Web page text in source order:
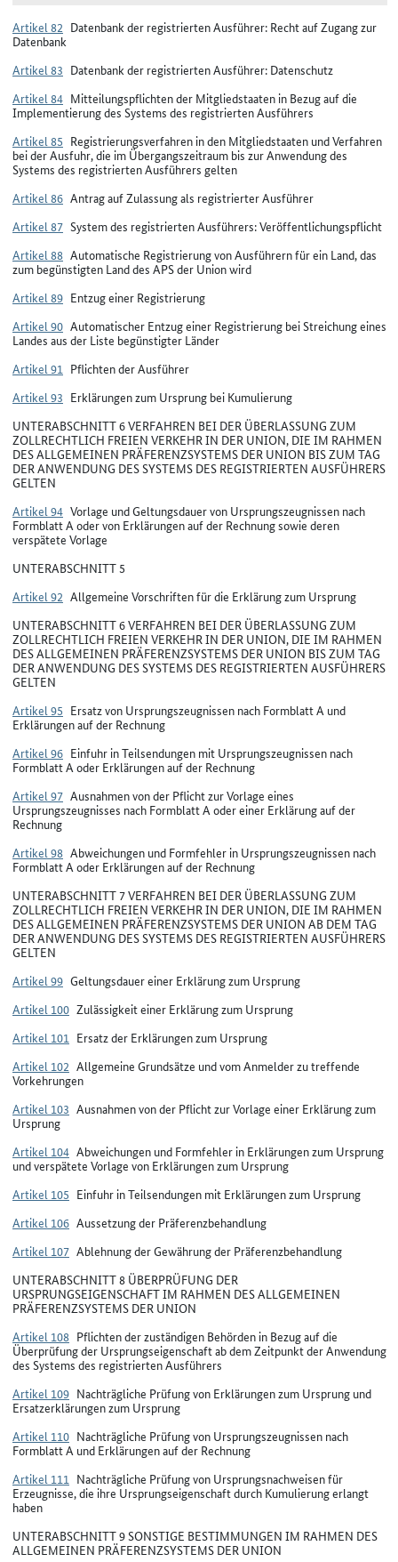
Artikel 82 Datenbank der registrierten Ausführer: Recht auf Zugang zur
Datenbank
Artikel 83 Datenbank der registrierten Ausführer: Datenschutz
Artikel 84 Mitteilungspflichten der Mitgliedstaaten in Bezug auf die
Implementierung des Systems des registrierten Ausführers
Artikel 85 Registrierungsverfahren in den Mitgliedstaaten und Verfahren
bei der Ausfuhr, die im Übergangszeitraum bis zur Anwendung des
Systems des registrierten Ausführers gelten
Artikel 86 Antrag auf Zulassung als registrierter Ausführer
Artikel 87 System des registrierten Ausführers: Veröffentlichungspflicht
Artikel 88 Automatische Registrierung von Ausführern für ein Land, das
zum begünstigten Land des APS der Union wird
Artikel 89 Entzug einer Registrierung
Artikel 90 Automatischer Entzug einer Registrierung bei Streichung eines
Landes aus der Liste begünstigter Länder
Artikel 91 Pflichten der Ausführer
Artikel 93 Erklärungen zum Ursprung bei Kumulierung
UNTERABSCHNITT 6 VERFAHREN BEI DER ÜBERLASSUNG ZUM
ZOLLRECHTLICH FREIEN VERKEHR IN DER UNION, DIE IM RAHMEN
DES ALLGEMEINEN PRÄFERENZSYSTEMS DER UNION BIS ZUM TAG
DER ANWENDUNG DES SYSTEMS DES REGISTRIERTEN AUSFÜHRERS
GELTEN
Artikel 94 Vorlage und Geltungsdauer von Ursprungszeugnissen nach
Formblatt A oder von Erklärungen auf der Rechnung sowie deren
verspätete Vorlage
UNTERABSCHNITT 5
Artikel 92 Allgemeine Vorschriften für die Erklärung zum Ursprung
UNTERABSCHNITT 6 VERFAHREN BEI DER ÜBERLASSUNG ZUM
ZOLLRECHTLICH FREIEN VERKEHR IN DER UNION, DIE IM RAHMEN
DES ALLGEMEINEN PRÄFERENZSYSTEMS DER UNION BIS ZUM TAG
DER ANWENDUNG DES SYSTEMS DES REGISTRIERTEN AUSFÜHRERS
GELTEN
Artikel 95 Ersatz von Ursprungszeugnissen nach Formblatt A und
Erklärungen auf der Rechnung
Artikel 96 Einfuhr in Teilsendungen mit Ursprungszeugnissen nach
Formblatt A oder Erklärungen auf der Rechnung
Artikel 97 Ausnahmen von der Pflicht zur Vorlage eines
Ursprungszeugnisses nach Formblatt A oder einer Erklärung auf der
Rechnung
Artikel 98 Abweichungen und Formfehler in Ursprungszeugnissen nach
Formblatt A oder Erklärungen auf der Rechnung
UNTERABSCHNITT 7 VERFAHREN BEI DER ÜBERLASSUNG ZUM
ZOLLRECHTLICH FREIEN VERKEHR IN DER UNION, DIE IM RAHMEN
DES ALLGEMEINEN PRÄFERENZSYSTEMS DER UNION AB DEM TAG
DER ANWENDUNG DES SYSTEMS DES REGISTRIERTEN AUSFÜHRERS
GELTEN
Artikel 99 Geltungsdauer einer Erklärung zum Ursprung
Artikel 100 Zulässigkeit einer Erklärung zum Ursprung
Artikel 101 Ersatz der Erklärungen zum Ursprung
Artikel 102 Allgemeine Grundsätze und vom Anmelder zu treffende
Vorkehrungen
Artikel 103 Ausnahmen von der Pflicht zur Vorlage einer Erklärung zum
Ursprung
Artikel 104 Abweichungen und Formfehler in Erklärungen zum Ursprung
und verspätete Vorlage von Erklärungen zum Ursprung
Artikel 105 Einfuhr in Teilsendungen mit Erklärungen zum Ursprung
Artikel 106 Aussetzung der Präferenzbehandlung
Artikel 107 Ablehnung der Gewährung der Präferenzbehandlung
UNTERABSCHNITT 8 ÜBERPRÜFUNG DER
URSPRUNGSEIGENSCHAFT IM RAHMEN DES ALLGEMEINEN
PRÄFERENZSYSTEMS DER UNION
Artikel 108 Pflichten der zuständigen Behörden in Bezug auf die
Überprüfung der Ursprungseigenschaft ab dem Zeitpunkt der Anwendung
des Systems des registrierten Ausführers
Artikel 109 Nachträgliche Prüfung von Erklärungen zum Ursprung und
Ersatzerklärungen zum Ursprung
Artikel 110 Nachträgliche Prüfung von Ursprungszeugnissen nach
Formblatt A und Erklärungen auf der Rechnung
Artikel 111 Nachträgliche Prüfung von Ursprungsnachweisen für
Erzeugnisse, die ihre Ursprungseigenschaft durch Kumulierung erlangt
haben
UNTERABSCHNITT 9 SONSTIGE BESTIMMUNGEN IM RAHMEN DES
ALLGEMEINEN PRÄFERENZSYSTEMS DER UNION